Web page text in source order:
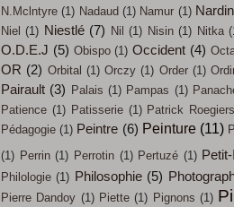
N.Mclntyre (1) Nadaud (1) Namur (1)
Niel (1) Niestlé (7) Nil (1) Nisin (1) Nitka
O.D.E.J (5) Obispo (1) Occident (4)
OR (2) Orbital (1) Orczy (1) Order (1)
Pairault (3) Palais (1) Pampas (1)
Patience (1) Patisserie (1) Patrick Roegiers
Pédagogie (1) Peintre (6) Peinture (11)
(1) Perrin (1) Perrotin (1) Pertuzé (1)
Philologie (1) Philosophie (5)
Pierre Dandoy (1) Piette (1) Pignons (1)